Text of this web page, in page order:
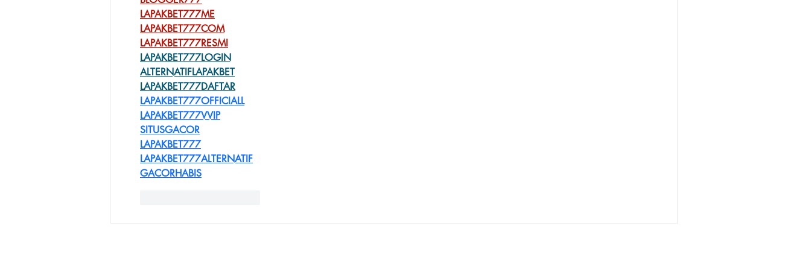
LAPAKBET777ME
LAPAKBET777COM
LAPAKBET777RESMI
LAPAKBET777LOGIN
ALTERNATIFLAPAKBET
LAPAKBET777DAFTAR
LAPAKBET777OFFICIALL
LAPAKBET777VVIP
SITUSGACOR
LAPAKBET777
LAPAKBET777ALTERNATIF
GACORHABIS